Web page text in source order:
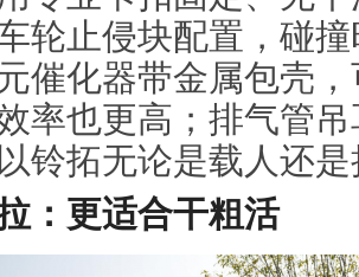
轮止侵块配置，碰
催化器带金属包壳
率也更高；排气管
铃拓无论是载人还
： 更适合干粗活